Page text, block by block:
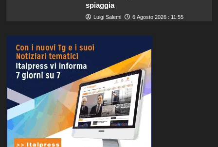
spiaggia
Luigi Salemi 6 Agosto 2026 : 11:55